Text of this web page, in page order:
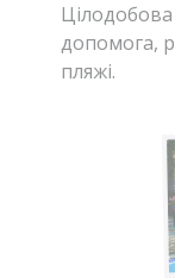
допомога,
пляжі.